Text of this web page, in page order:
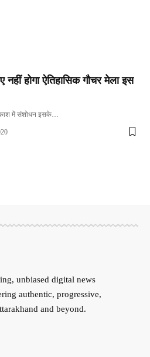
होगा ऐतिहासिक गौचर मेला इस
में संशोधन इसके…
unbiased digital news
authentic, progressive,
and beyond.